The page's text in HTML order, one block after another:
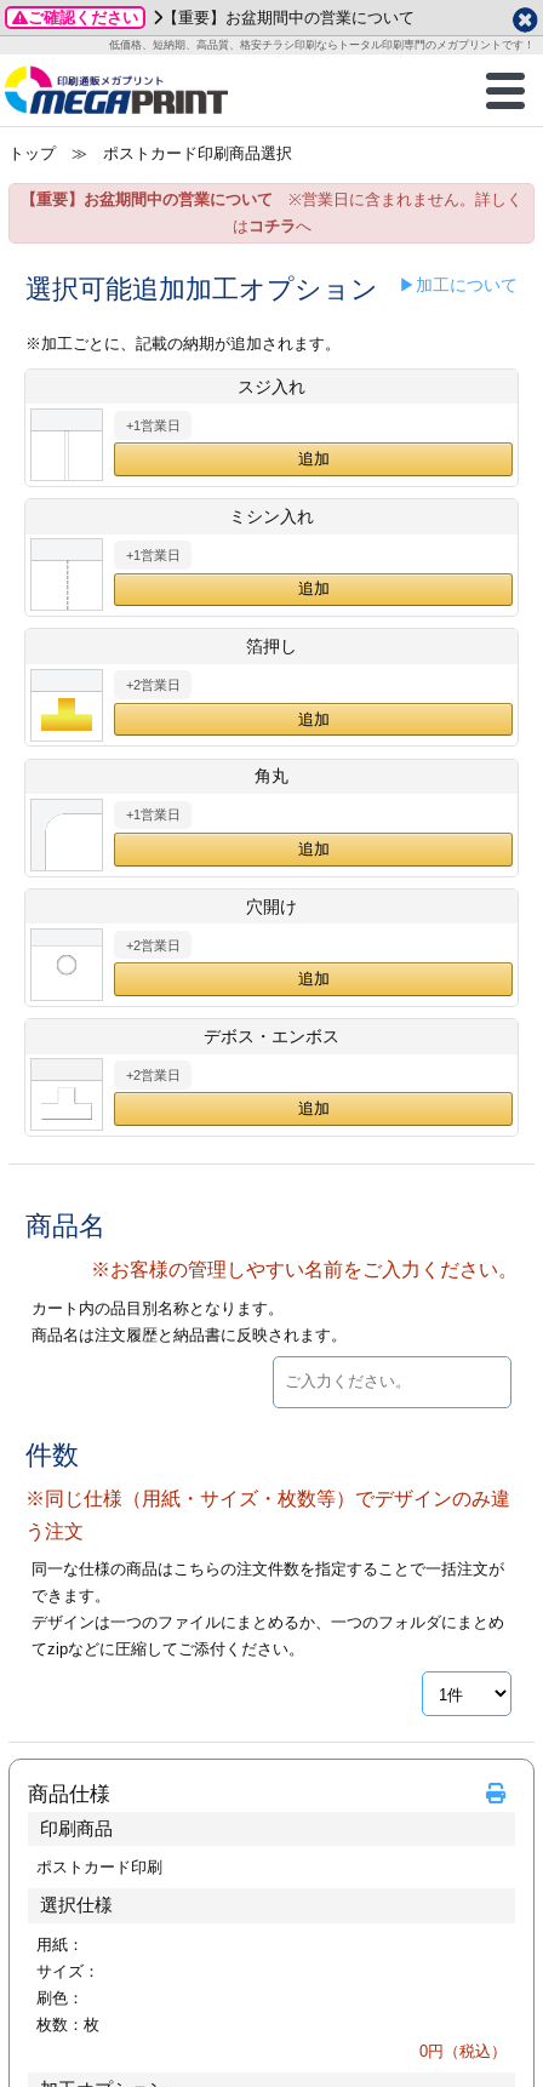
ご確認ください 【重要】お盆期間中の営業について
低価格、短納期、高品質、格安チラシ印刷ならトータル印刷専門のメガプリントです！
商品一覧
グッズ
ステッカー
ックカード印刷
業ツール印刷
＆盛り上げ印刷
ご利用ガイド
お客様へ
いて
方法
/送料について
刷
カード印刷
ックカード名刺
ムカード
型マル型印刷
ード印刷
刷
印刷
印刷
フォルダー
ファイル印刷
ァイル印刷
印刷
リーブ印刷
加工
データ作成ガイド
成前に
ガイド
加工指示ガイド
テンプレート
ード印刷
名刺印刷
ックカード
ード印刷
形マル型
印刷
刷
名刺印刷
印刷
ムカード印刷
フォルダー
ファイル印刷
ァイル印刷
印刷
リーブ
ー印刷
一覧
わせ
り
プル請求
2026年 8月
月
火 水 木 金
土
1
3
4 5 6 7
8
15
24
25 26 27
29
土
1
2 3
9 10 11
12
14
15 16 17 18
19
26
28
29 30
・・休業日
トップ≫ ポストカード印刷商品選択
【重要】お盆期間中の営業について ※営業日に含まれません。詳しく
は コチラへ
選択可能追加加工オプション ▶加工について
※加工ごとに、記載の納期が追加されます。
スジ入れ
+1営業日
ミシン入れ
+1営業日
箔押し
+2営業日
角丸
+1営業日
穴開け
+2営業日
デボス・エンボス
+2営業日
商品名
※お客様の管理しやすい名前をご入力ください。
カート内の品目別名称となります。
商品名は注文履歴と納品書に反映されます。
件数
※同じ仕様（用紙・サイズ・枚数等）でデザインのみ違
う注文
同一な仕様の商品はこちらの注文件数を指定することで一括注文が
できます。
デザインは一つのファイルにまとめるか、一つのフォルダにまとめ
てzipなどに圧縮してご添付ください。
商品仕様
印刷商品
ポストカード印刷
選択仕様
用紙：
サイズ：
刷色：
枚数： 枚
0円（税込）